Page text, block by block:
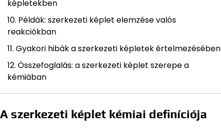
képletekben
Példák: szerkezeti képlet elemzése valós
reakciókban
Gyakori hibák a szerkezeti képletek értelmezésében
Összefoglalás: a szerkezeti képlet szerepe a
kémiában
A szerkezeti képlet kémiai definíciója